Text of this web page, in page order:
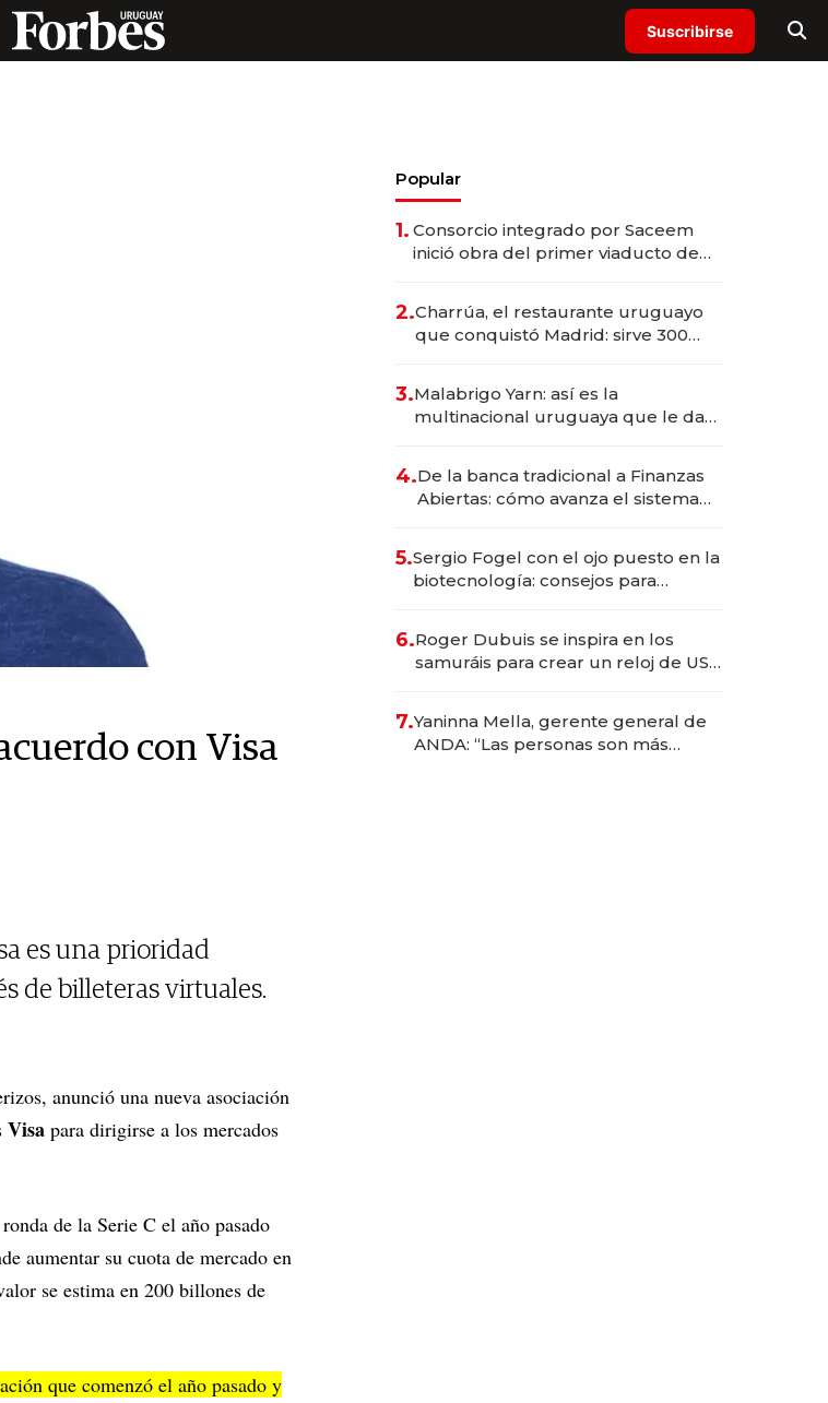
Suscribirse
con Visa
es una prioridad
de billeteras virtuales.
anunció una nueva asociación
Visa para dirigirse a los mercados
de la Serie C el año pasado
aumentar su cuota de mercado en
se estima en 200 billones de
que comenzó el año pasado y
Popular
1. Consorcio integrado por Saceem
inició obra del primer viaducto de
millones
2.Charrúa, el restaurante uruguayo
que conquistó Madrid: sirve 300
prepara apertura
3.Malabrigo Yarn: así es la
multinacional uruguaya que le da
4.De la banca tradicional a Finanzas
Abiertas: cómo avanza el sistema
5.Sergio Fogel con el ojo puesto en la
biotecnología: consejos para
6.Roger Dubuis se inspira en los
samuráis para crear un reloj de US$
7.Yaninna Mella, gerente general de
ANDA: “Las personas son más